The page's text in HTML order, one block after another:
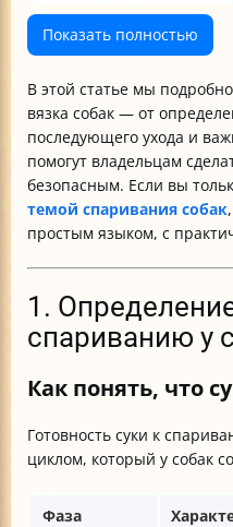
Итог: что нужно помнить
Показать полностью
В этой статье мы
вязка собак — от
последующего ухода и
помогут владельцам
безопасным. Если вы
темой спаривания собак
простым языком, с
1.
спариванию у
Как понять, что
Готовность суки к
циклом, который у собак
Фаза